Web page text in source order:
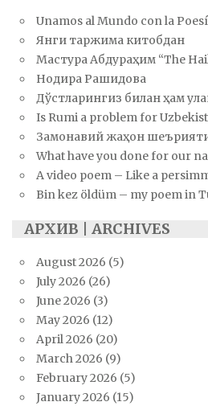
Unamos al Mundo con la
Янги таржима китобдан
Мастура Абдураҳим “The
Нодира Рашидова
Дўстларингиз билан ҳам
Is Rumi a problem for
Замонавий жаҳон
What have you done for our
A video poem – Like a
Bin kez öldüm – my poem in
АРХИВ | ARCHIVES
August 2026 (5)
July 2026 (26)
June 2026 (3)
May 2026 (12)
April 2026 (20)
March 2026 (9)
February 2026 (5)
January 2026 (15)